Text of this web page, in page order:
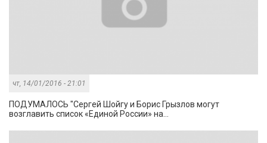
чт, 14/01/2016 - 21:01
ПОДУМАЛОСЬ "Сергей Шойгу и Борис Грызлов могут
возглавить список «Единой России» на...